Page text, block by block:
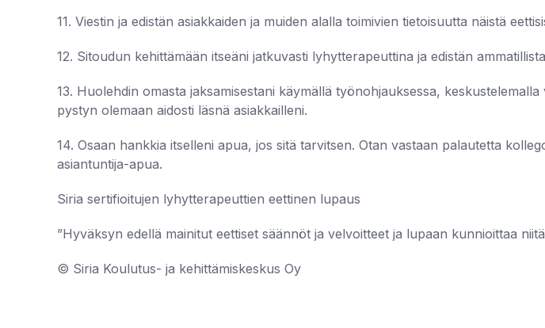
11. Viestin ja edistän asiakkaiden ja muiden alalla toimivien tietoisuutta näistä
12. Sitoudun kehittämään itseäni jatkuvasti lyhytterapeuttina ja edistän
13. Huolehdin omasta jaksamisestani käymällä työnohjauksessa,
pystyn olemaan aidosti läsnä asiakkailleni.
14. Osaan hankkia itselleni apua, jos sitä tarvitsen. Otan vastaan palautetta
asiantuntija-apua.
Siria sertifioitujen lyhytterapeuttien eettinen lupaus
”Hyväksyn edellä mainitut eettiset säännöt ja velvoitteet ja lupaan kunnioittaa
© Siria Koulutus- ja kehittämiskeskus Oy